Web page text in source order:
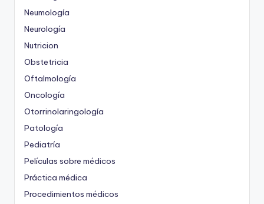
Neumología
Neurología
Nutricion
Obstetricia
Oftalmología
Oncología
Otorrinolaringología
Patología
Pediatría
Películas sobre médicos
Práctica médica
Procedimientos médicos